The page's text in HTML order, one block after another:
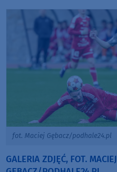
fot. Maciej Gębacz/podhale24.pl
GALERIA ZDJĘĆ, FOT. MACIEJ